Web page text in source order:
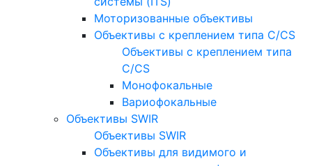
Моторизованные объективы
Объективы с креплением типа C/CS
Объективы с креплением типа
C/CS
Монофокальные
Вариофокальные
Объективы SWIR
Объективы SWIR
Объективы для видимого и